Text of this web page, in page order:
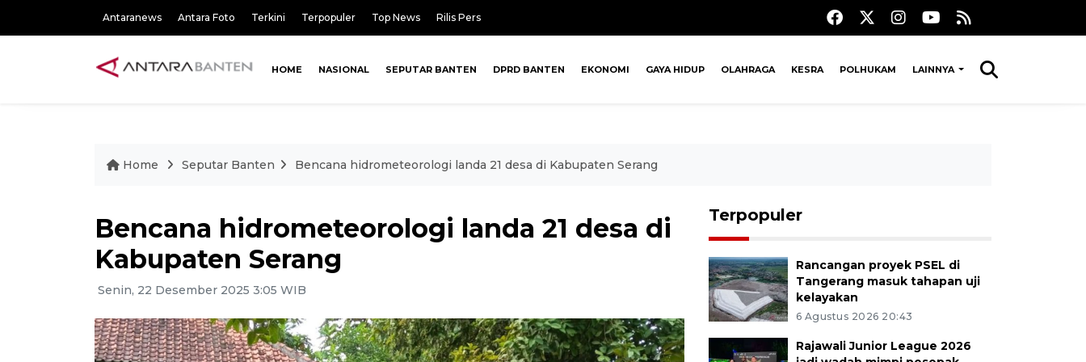
Antaranews Antara Foto Terkini Terpopuler Top News Rilis Pers
HOME NASIONAL SEPUTAR BANTEN DPRD BANTEN EKONOMI GAYA HIDUP OLAHRAGA KESRA POLHUKAM LAINNYA
Home Seputar Banten Bencana hidrometeorologi landa 21 desa di Kabupaten Serang
Bencana hidrometeorologi landa 21 desa di
Kabupaten Serang
Senin, 22 Desember 2025 3:05 WIB
Terpopuler
Rancangan proyek PSEL di
Tangerang masuk tahapan uji
kelayakan
6 Agustus 2026 20:43
Rajawali Junior League 2026